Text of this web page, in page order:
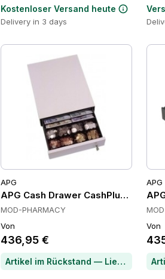
Kostenloser Versand heute
Delivery in 3 days
APG
APG Cash Drawer CashPlus
MOD-PHARMACY
Von
436,95 €
Artikel im Rückstand — Lieferzeit per Chat erfragen
APG
Von